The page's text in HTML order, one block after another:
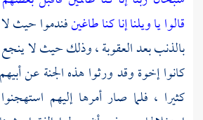
قالوا يا ويلنا إنا كنا طاغينفندموا حيث لا
بالذنب بعد العقوبة ، وذلك حيث لا
كانوا إخوة وقد ورثوا هذه الجنة عن
كثيرا ، فلما صار أمرها إليهم